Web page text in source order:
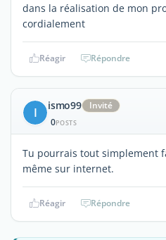
dans la réalisation de mon
cordialement
Réagir Répondre
I ismo99
Invité
0POSTS
Tu pourrais tout simplement
même sur internet.
Réagir Répondre